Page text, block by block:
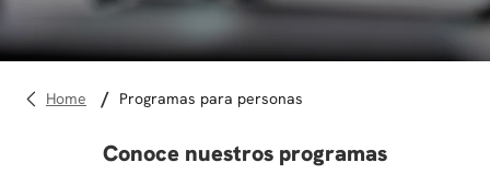
diseño
programas para personas
Conoce nuestros programas